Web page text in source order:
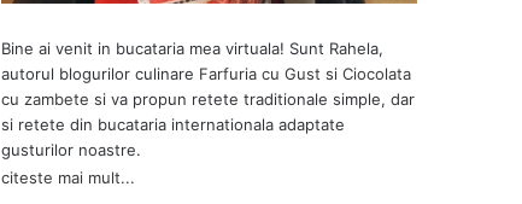
Bine ai venit in bucataria mea virtuala! Sunt Rahela,
autorul blogurilor culinare Farfuria cu Gust siCiocolata
cu zambete si va propun retete traditionale simple, dar
si retete din bucataria internationala adaptate
gusturilor noastre.
citeste mai mult...